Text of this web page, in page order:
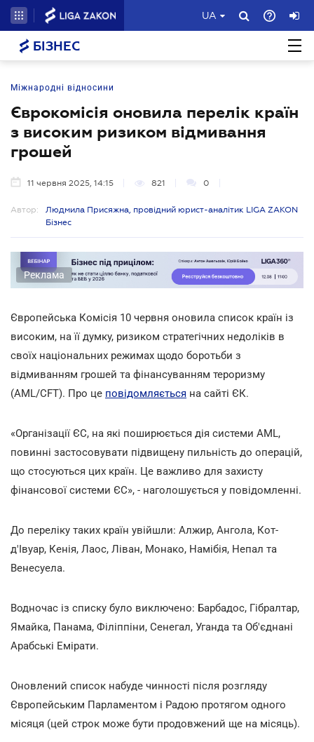
UA
БІЗНЕС
Міжнародні відносини
Єврокомісія оновила перелік країн
з високим ризиком відмивання
грошей
11 червня 2025, 14:15 821 0
Автор:
Людмила Присяжна, провідний юрист-аналітик LIGA ZAKON
Бізнес
Реклама
Європейська Комісія 10 червня оновила список країн із
високим, на її думку, ризиком стратегічних недоліків в
своїх національних режимах щодо боротьби з
відмиванням грошей та фінансуванням тероризму
(AML/CFT). Про це повідомляється на сайті ЄК.
«Організації ЄС, на які поширюється дія системи AML,
повинні застосовувати підвищену пильність до операцій,
що стосуються цих країн. Це важливо для захисту
фінансової системи ЄС», - наголошується у повідомленні.
До переліку таких країн увійшли: Алжир, Ангола, Кот-
д'Івуар, Кенія, Лаос, Ліван, Монако, Намібія, Непал та
Венесуела.
Водночас із списку було виключено: Барбадос, Гібралтар,
Ямайка, Панама, Філіппіни, Сенегал, Уганда та Об'єднані
Арабські Емірати.
Оновлений список набуде чинності після розгляду
Європейським Парламентом і Радою протягом одного
місяця (цей строк може бути продовжений ще на місяць).